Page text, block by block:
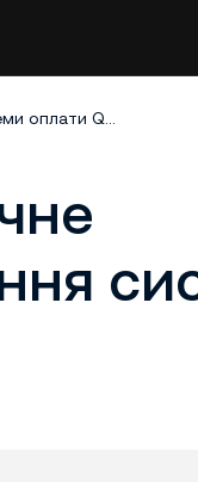
Повідомлення про технічне обслуговування оновлення системи оплати QR Ph